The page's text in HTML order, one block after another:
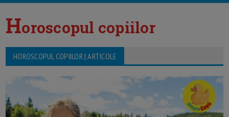
Horoscopul copiilor
HOROSCOPUL COPIILOR | ARTICOLE